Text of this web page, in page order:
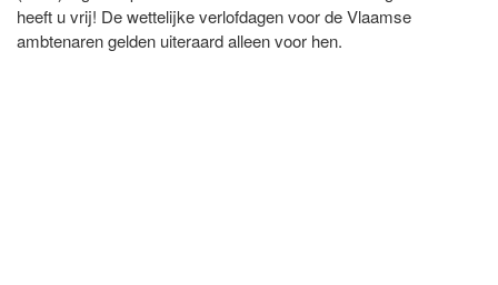
heeft u vrij! De wettelijke verlofdagen voor de Vlaamse
ambtenaren gelden uiteraard alleen voor hen.